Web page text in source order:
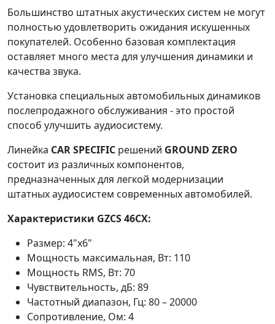
Большинство штатных акустических систем не могут
полностью удовлетворить ожидания искушенных
покупателей. Особенно базовая комплектация
оставляет много места для улучшения динамики и
качества звука.
Установка специальных автомобильных динамиков
послепродажного обслуживания - это простой
способ улучшить аудиосистему.
Линейка CAR SPECIFIC решений GROUND ZERO
состоит из различных компонентов,
предназначенных для легкой модернизации
штатных аудиосистем современных автомобилей.
Характеристики GZCS 46CX:
Размер: 4"х6"
Мощность максимальная, Вт: 110
Мощность RMS, Вт: 70
Чувствительность, дБ: 89
Частотный диапазон, Гц: 80 – 20000
Сопротивление, Ом: 4